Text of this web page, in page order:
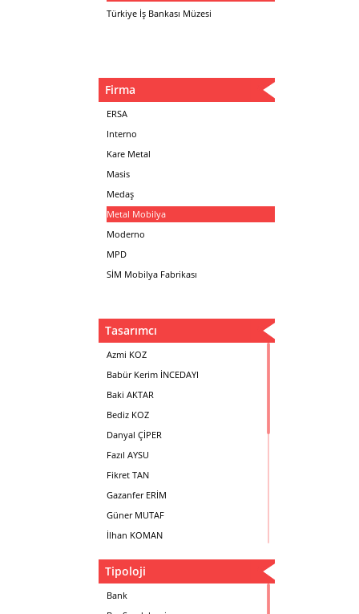
Türkiye İş Bankası Müzesi
Firma
ERSA
Interno
Kare Metal
Masis
Medaş
Metal Mobilya
Moderno
MPD
SİM Mobilya Fabrikası
Tasarımcı
Azmi KOZ
Babür Kerim İNCEDAYI
Baki AKTAR
Bediz KOZ
Danyal ÇİPER
Fazıl AYSU
Fikret TAN
Gazanfer ERİM
Güner MUTAF
İlhan KOMAN
Metin Atabey ATA
Minas BOYACIYAN
Tipoloji
Bank